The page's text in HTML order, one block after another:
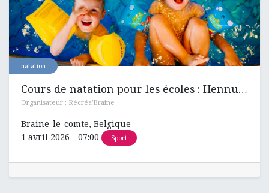
natation
Cours de natation pour les écoles : Hennuyères , Ronquières et Henripont
Organisateur : Récréa'Braine
Braine-le-comte, Belgique
1 avril 2026 - 07:00 Sport